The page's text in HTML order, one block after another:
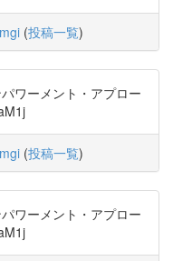
(投稿一覧)
ワーメント・アプロー
(投稿一覧)
ワーメント・アプロー